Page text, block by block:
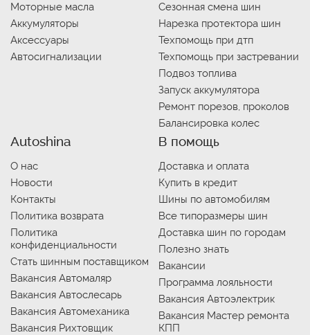
Моторные масла
Аккумуляторы
Аксессуары
Автосигнализации
Сезонная смена шин
Нарезка протектора шин
Техпомощь при дтп
Техпомощь при застревании
Подвоз топлива
Запуск аккумулятора
Ремонт порезов, проколов
Балансировка колес
Autoshina
О нас
Новости
Контакты
Политика возврата
Политика
конфиденциальности
Стать шинным поставщиком
Вакансия Автомаляр
Вакансия Автослесарь
Вакансия Автомеханика
Вакансия Рихтовщик
В помощь
Доставка и оплата
Купить в кредит
Шины по автомобилям
Все типоразмеры шин
Доставка шин по городам
Полезно знать
Вакансии
Программа лояльности
Вакансия Автоэлектрик
Вакансия Мастер ремонта
КПП